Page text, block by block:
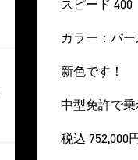
スピード 400
カラー：パ
新色です！
中型免許で
税込 752,000